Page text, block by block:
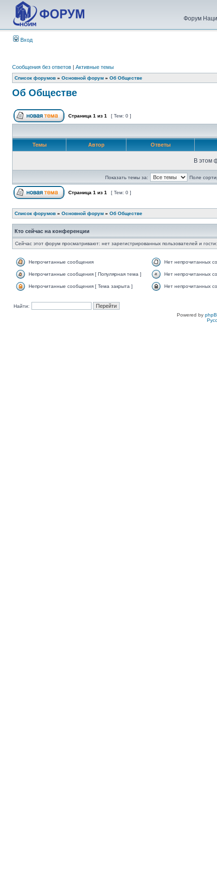
Форум
Вход
Сообщения без ответов | Активные темы
Список форумов » Основной форум » Об Обществе
Об Обществе
Страница 1 из 1 [ Тем: 0 ]
Темы Автор Ответы
В этом
Показать темы за: Поле
Страница 1 из 1 [ Тем: 0 ]
Список форумов » Основной форум » Об Обществе
Кто сейчас на конференции
Сейчас этот форум просматривают: нет зарегистрированных пользователей и
Непрочитанные сообщения Нет непрочитанных
Непрочитанные сообщения [ Популярная тема ] Нет непрочитанных
Непрочитанные сообщения [ Тема закрыта ] Нет непрочитанных
Найти:
Powered by